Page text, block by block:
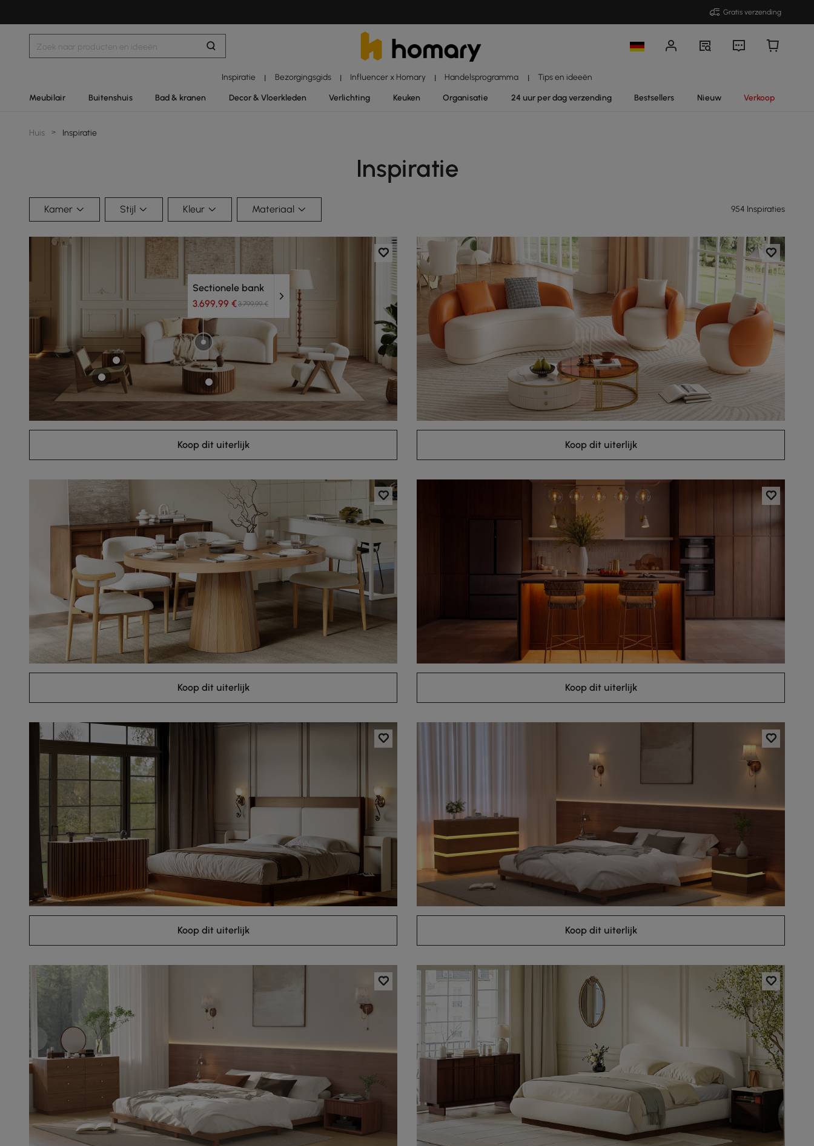
Gratis verzending
Inspiratie | Bezorgingsgids | Influencer x Homary | Handelsprogramma | Tips en ideeën
Meubilair Buitenshuis Bad & kranen Decor & Vloerkleden Verlichting Keuken Organisatie 24 uur per dag verzending Bestsellers Nieuw Verkoop
Huis > Inspiratie
Inspiratie
Kamer Stijl Kleur Materiaal 954 Inspiraties
Sectionele bank
3.699,99 €3.799,99 €
Koop dit uiterlijk Koop dit uiterlijk
Koop dit uiterlijk Koop dit uiterlijk
Koop dit uiterlijk Koop dit uiterlijk